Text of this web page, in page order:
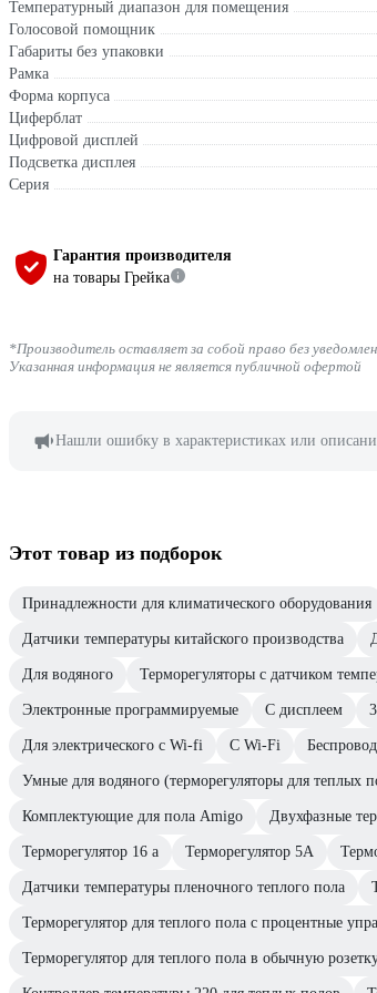
Температурный диапазон для помещения
Голосовой помощник
Габариты без упаковки
Рамка
Форма корпуса
Циферблат
Цифровой дисплей
Подсветка дисплея
Серия
Гарантия производителя
на товары Грейка
*Производитель оставляет за собой право без
Указанная информация не является публичной офертой
Нашли ошибку в характеристиках или
Этот товар из подборок
Принадлежности для климатического оборудования
Датчики температуры китайского производства
Для водяного Терморегуляторы с датчиком
Электронные программируемые С дисплеем
Для электрического с Wi-fi C Wi-Fi
Умные для водяного (терморегуляторы для теплых
Комплектующие для пола Amigo Двухфазные
Терморегулятор 16 а Терморегулятор 5А
Датчики температуры пленочного теплого пола
Терморегулятор для теплого пола с процентные
Терморегулятор для теплого пола в обычную